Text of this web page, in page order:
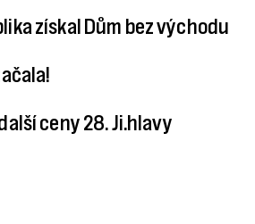
získal Dům bez východu
ceny 28. Ji.hlavy